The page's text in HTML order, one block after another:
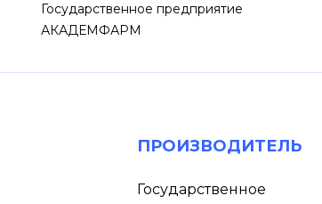
Государственное предприятие
АКАДЕМФАРМ
ПРОИЗВОДИТЕЛЬ
Государственное